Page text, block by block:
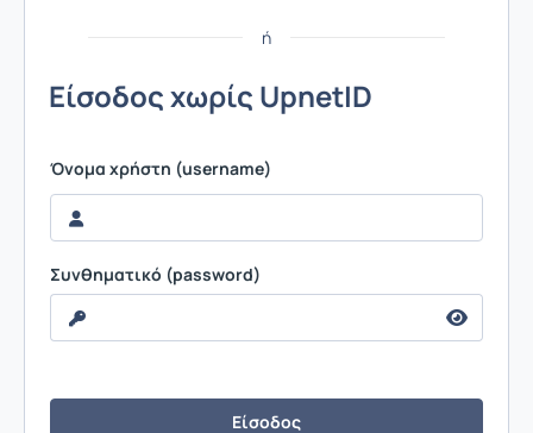
ή
Είσοδος χωρίς UpnetID
Όνομα χρήστη (username)
Συνθηματικό (password)